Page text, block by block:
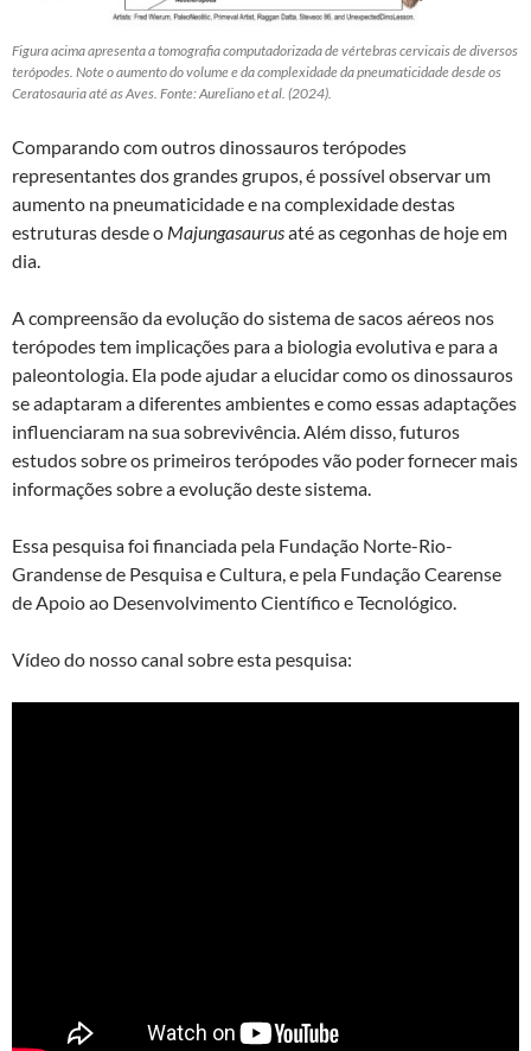
Figura acima apresenta a tomografia computadorizada de vértebras cervicais de diversos
terópodes. Note o aumento do volume e da complexidade da pneumaticidade desde os
Ceratosauria até as Aves. Fonte: Aureliano et al. (2024).
Comparando com outros dinossauros terópodes
representantes dos grandes grupos, é possível observar um
aumento na pneumaticidade e na complexidade destas
estruturas desde o Majungasaurusaté as cegonhas de hoje em
dia.
A compreensão da evolução do sistema de sacos aéreos nos
terópodes tem implicações para a biologia evolutiva e para a
paleontologia. Ela pode ajudar a elucidar como os dinossauros
se adaptaram a diferentes ambientes e como essas adaptações
influenciaram na sua sobrevivência. Além disso, futuros
estudos sobre os primeiros terópodes vão poder fornecer mais
informações sobre a evolução deste sistema.
Essa pesquisa foi financiada pela Fundação Norte-Rio-
Grandense de Pesquisa e Cultura, e pela Fundação Cearense
de Apoio ao Desenvolvimento Científico e Tecnológico.
Vídeo do nosso canal sobre esta pesquisa: